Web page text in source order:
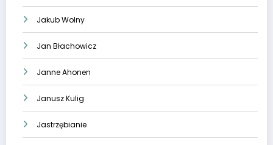
Jakub Wolny
Jan Błachowicz
Janne Ahonen
Janusz Kulig
Jastrzębianie